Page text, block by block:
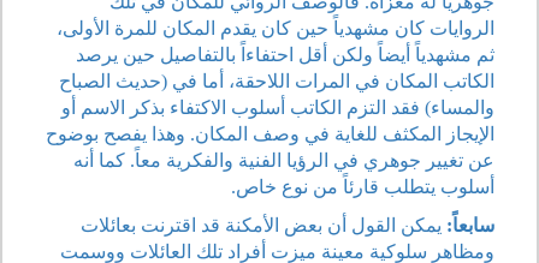
الروايات كان مشهدياً حين كان يقدم المكان للمرة الأولى،
ثم مشهدياً أيضاً ولكن أقل احتفاءاً بالتفاصيل حين يرصد
الكاتب المكان في المرات اللاحقة، أما في (حديث الصباح
والمساء) فقد التزم الكاتب أسلوب الاكتفاء بذكر الاسم أو
الإيجاز المكثف للغاية في وصف المكان. وهذا يفصح بوضوح
عن تغيير جوهري في الرؤيا الفنية والفكرية معاً. كما أنه
أسلوب يتطلب قارئاً من نوع خاص.
سابعاً: يمكن القول أن بعض الأمكنة قد اقترنت بعائلات
ومظاهر سلوكية معينة ميزت أفراد تلك العائلات ووسمت